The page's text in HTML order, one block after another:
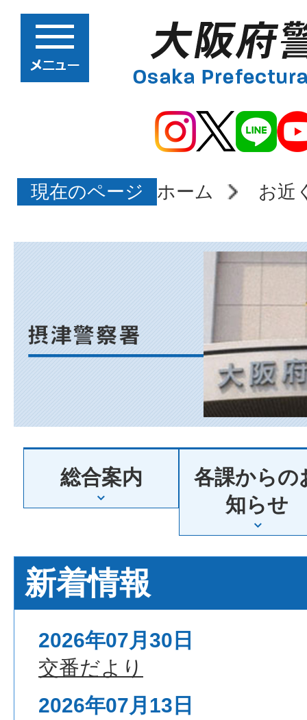
現在のページ ホーム お近
阪
摂
津
警
察
署
総合案内
各課からの
知らせ
新着情報
2026年07月30日
交番だより
2026年07月13日